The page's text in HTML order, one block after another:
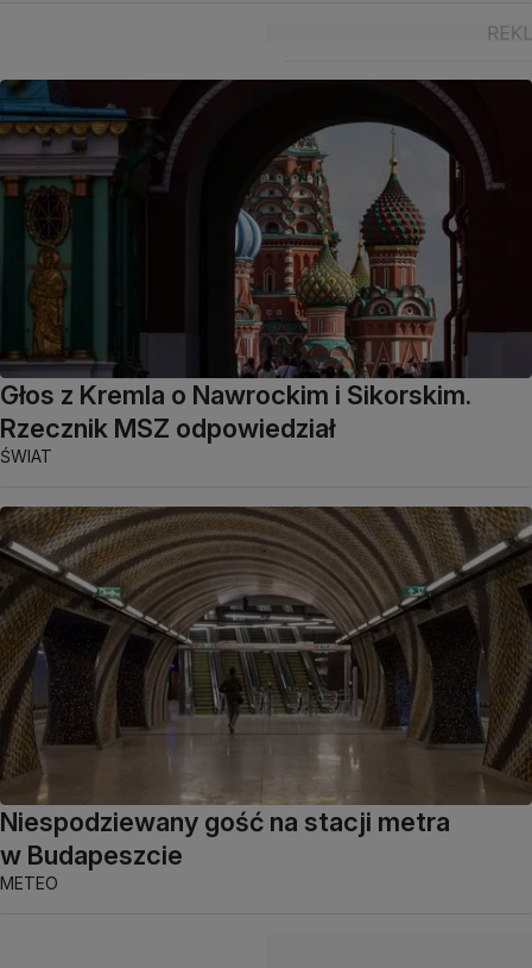
Głos z Kremla o Nawrockim i Sikorskim.
Rzecznik MSZ odpowiedział
ŚWIAT
Niespodziewany gość na stacji metra
w Budapeszcie
METEO